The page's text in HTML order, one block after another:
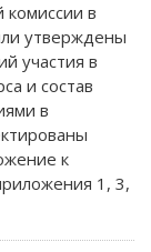
комиссии в
утверждены
участия в
и состав
в
к
1, 3,